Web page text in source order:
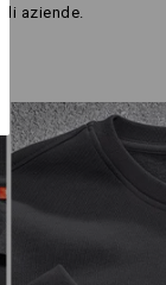
aziende.